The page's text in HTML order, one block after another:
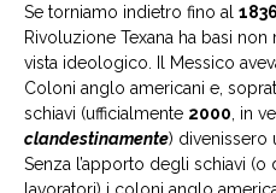
Se torniamo indietro fino al 1836
Rivoluzione Texana ha basi
vista ideologico. Il Messico
Coloni anglo americani e,
schiavi (ufficialmente 2000, in
clandestinamente)
Senza l’apporto degli schiavi